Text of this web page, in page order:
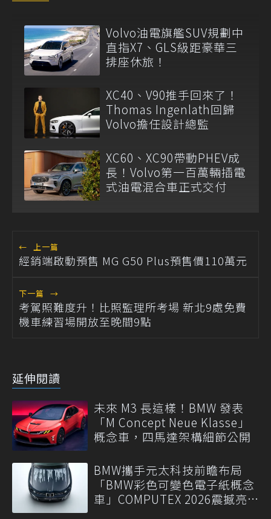
Volvo油電旗艦SUV規劃中
直指X7、GLS級距豪華三
排座休旅！
XC40、V90推手回來了！
Thomas Ingenlath回歸
Volvo擔任設計總監
XC60、XC90帶動PHEV成
長！Volvo第一百萬輛插電
式油電混合車正式交付
← 上一篇
經銷端啟動預售 MG G50 Plus預售價110萬元
下一篇 →
考駕照難度升！比照監理所考場 新北9處免費
機車練習場開放至晚間9點
延伸閱讀
未來 M3 長這樣！BMW 發表
「M Concept Neue Klasse」
概念車，四馬達架構細節公開
BMW攜手元太科技前瞻布局
「BMW彩色可變色電子紙概念
車」COMPUTEX 2026震撼亮